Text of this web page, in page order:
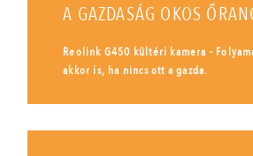
A GAZDASÁG OKOS
Reolink G450 kültéri kamera -
akkor is, ha nincs ott a gazda.